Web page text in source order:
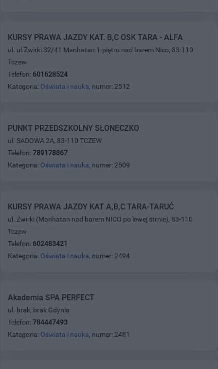
KURSY PRAWA JAZDY KAT. B,C OSK TARA - ALFA
ul. ul.Żwirki 32/41 Manhatan 1-piętro nad barem Nico, 83-110
Tczew
Telefon: 601628524
Kategoria: Oświata i nauka, numer: 2512
PUNKT PRZEDSZKOLNY SŁONECZKO
ul. SADOWA 2A, 83-110 TCZEW
Telefon: 789178867
Kategoria: Oświata i nauka, numer: 2509
KURSY PRAWA JAZDY KAT A,B,C TARA-TARUĆ
ul. Żwirki (Manhatan nad barem NICO po lewej strnie), 83-110
Tczew
Telefon: 602483421
Kategoria: Oświata i nauka, numer: 2494
Akademia SPA PERFECT
ul. brak, brak Gdynia
Telefon: 784447493
Kategoria: Oświata i nauka, numer: 2481